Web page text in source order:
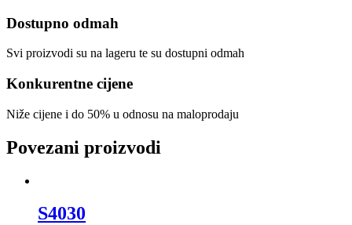
Dostupno odmah
Svi proizvodi su na lageru te su dostupni odmah
Konkurentne cijene
Niže cijene i do 50% u odnosu na maloprodaju
Povezani proizvodi
S4030